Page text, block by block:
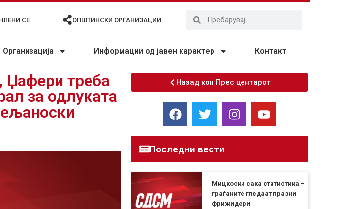
СЕ ОПШТИНСКИ ОРГАНИЗАЦИИ
Организација Информации од јавен карактер Контакт
Џафери треба
за одлуката
Назад кон Прес центарот
Последни вести
Мицкоски сака статистика –
граѓаните гледаат празни
фрижидери